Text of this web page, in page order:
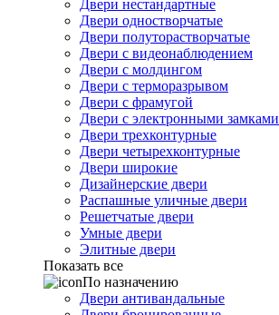
Двери нестандартные
Двери одностворчатые
Двери полуторастворчатые
Двери с видеонаблюдением
Двери с молдингом
Двери с терморазрывом
Двери с фрамугой
Двери с электронными замками
Двери трехконтурные
Двери четырехконтурные
Двери широкие
Дизайнерские двери
Распашные уличные двери
Решетчатые двери
Умные двери
Элитные двери
Показать все
По назначению
Двери антивандальные